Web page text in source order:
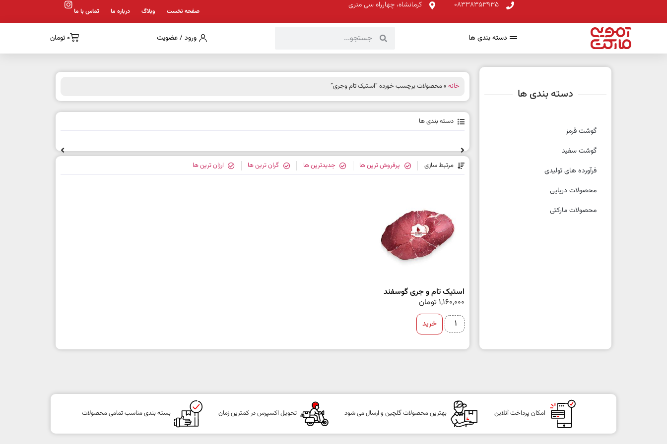
08338353935 کرمانشاه، چهارراه سی متری
صفحه نخست وبلاگ درباره ما تماس با ما
دسته بندی ها ورود / عضویت 0 تومان
دسته بندی ها
گوشت قرمز
گوشت سفید
فرآورده های تولیدی
محصولات دریایی
محصولات مارکتی
خانه» محصولات برچسب خورده “استیک تام وجری”
دسته بندی ها
مرتبط سازی پرفروش ترین ها جدیدترین ها گران ترین ها ارزان ترین ها
استیک تام و جری گوسفند
1,160,000 تومان
خرید
امکان پرداخت آنلاین بهترین محصولات گلچین و ارسال می شود تحویل اکسپرس در کمترین زمان بسته بندی مناسب تمامی محصولات